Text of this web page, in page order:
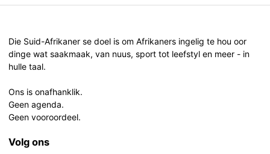
Die Suid-Afrikaner se doel is om Afrikaners ingelig te hou oor
dinge wat saakmaak, van nuus, sport tot leefstyl en meer - in
hulle taal.
Ons is onafhanklik.
Geen agenda.
Geen vooroordeel.
Volg ons